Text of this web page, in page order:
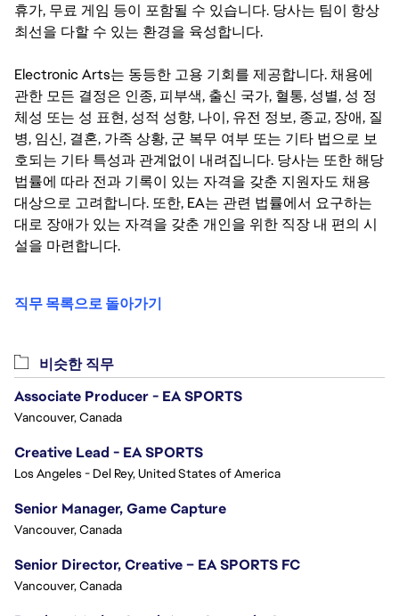
휴가, 무료 게임 등이 포함될 수 있습니다. 당사는 팀이 항상
최선을 다할 수 있는 환경을 육성합니다.
Electronic Arts는 동등한 고용 기회를 제공합니다. 채용에
관한 모든 결정은 인종, 피부색, 출신 국가, 혈통, 성별, 성 정
체성 또는 성 표현, 성적 성향, 나이, 유전 정보, 종교, 장애, 질
병, 임신, 결혼, 가족 상황, 군 복무 여부 또는 기타 법으로 보
호되는 기타 특성과 관계없이 내려집니다. 당사는 또한 해당
법률에 따라 전과 기록이 있는 자격을 갖춘 지원자도 채용
대상으로 고려합니다. 또한, EA는 관련 법률에서 요구하는
대로 장애가 있는 자격을 갖춘 개인을 위한 직장 내 편의 시
설을 마련합니다.
직무 목록으로 돌아가기
비슷한 직무
Associate Producer - EA SPORTS
Vancouver, Canada
Creative Lead - EA SPORTS
Los Angeles - Del Rey, United States of America
Senior Manager, Game Capture
Vancouver, Canada
Senior Director, Creative – EA SPORTS FC
Vancouver, Canada